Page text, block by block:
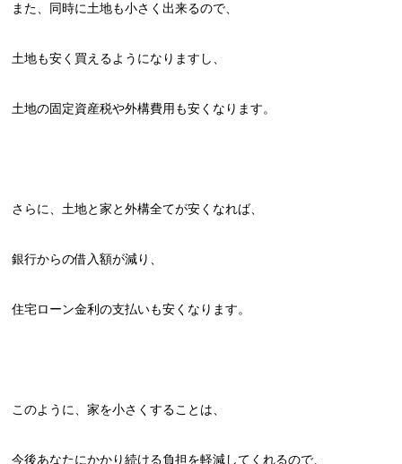
また、同時に土地も小さく出来るので、
土地も安く買えるようになりますし、
土地の固定資産税や外構費用も安くなります。
さらに、土地と家と外構全てが安くなれば、
銀行からの借入額が減り、
住宅ローン金利の支払いも安くなります。
このように、家を小さくすることは、
今後あなたにかかり続ける負担を軽減してくれるので、